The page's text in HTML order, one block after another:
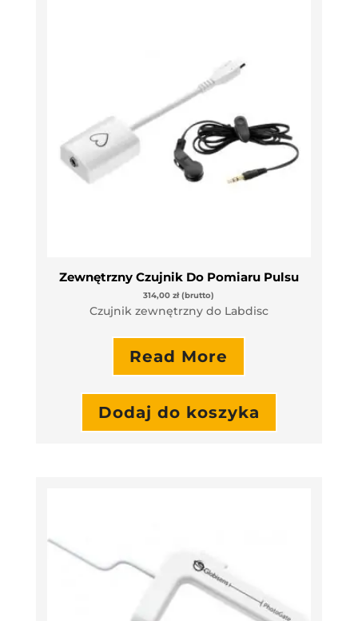
Zewnętrzny Czujnik Do Pomiaru Pulsu
314,00zł (brutto)
Czujnik zewnętrzny do Labdisc
Read More
Dodaj do koszyka